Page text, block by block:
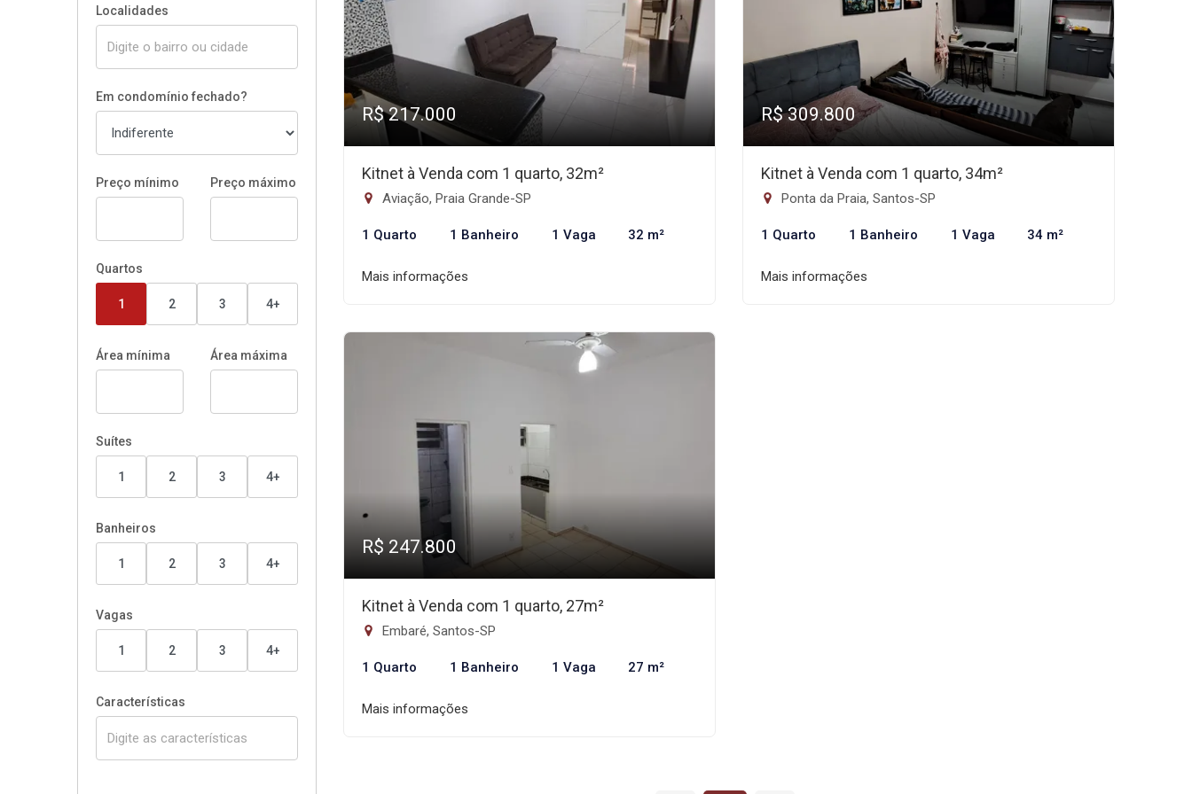
Localidades
Em condomínio fechado?
Preço mínimo Preço máximo
Quartos
1 2 3 4+
Área mínima Área máxima
Suítes
1 2 3 4+
Banheiros
1 2 3 4+
Vagas
1 2 3 4+
Características
R$ 217.000
Kitnet à Venda com 1 quarto, 32m²
Aviação, Praia Grande-SP
1 Quarto 1 Banheiro 1 Vaga 32 m²
Mais informações
R$ 309.800
Kitnet à Venda com 1 quarto, 34m²
Ponta da Praia, Santos-SP
1 Quarto 1 Banheiro 1 Vaga 34 m²
Mais informações
R$ 247.800
Kitnet à Venda com 1 quarto, 27m²
Embaré, Santos-SP
1 Quarto 1 Banheiro 1 Vaga 27 m²
Mais informações